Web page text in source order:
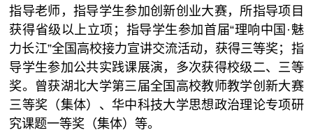
指导老师，指导学生参加创新创业大赛，所指导项目
获得省级以上立项；指导学生参加首届“理响中国·魅
力长江”全国高校接力宣讲交流活动，获得三等奖；指
导学生参加公共实践课展演，多次获得校级二、三等
奖。曾获湖北大学第三届全国高校教师教学创新大赛
三等奖（集体）、华中科技大学思想政治理论专项研
究课题一等奖（集体）等。